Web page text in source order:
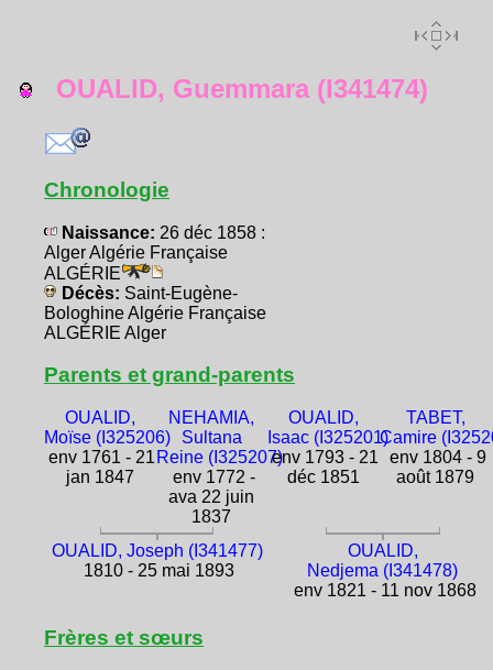
OUALID, Guemmara (I341474)
Chronologie
Naissance: 26 déc 1858 :
Alger Algérie Française
ALGÉRIE
Décès: Saint-Eugène-
Bologhine Algérie Française
ALGÉRIE Alger
Parents et grand-parents
OUALID,
Moïse (I325206)
env 1761 - 21
jan 1847
NEHAMIA,
Sultana
Reine (I325207)
env 1772 -
ava 22 juin
1837
OUALID,
Isaac (I325201)
env 1793 - 21
déc 1851
TABET,
Camire
env 1804 - 9
août 1879
OUALID, Joseph (I341477)
1810 - 25 mai 1893
OUALID,
Nedjema (I341478)
env 1821 - 11 nov 1868
Frères et sœurs